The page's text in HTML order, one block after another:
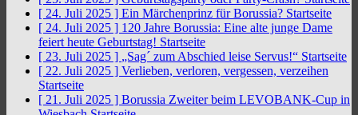
[ 24. Juli 2025 ] Ein Märchenprinz für Borussia? Startseite
[ 24. Juli 2025 ] 120 Jahre Borussia: Eine alte junge Dame
feiert heute Geburtstag! Startseite
[ 23. Juli 2025 ] „Sag´ zum Abschied leise Servus!“ Startseite
[ 22. Juli 2025 ] Verlieben, verloren, vergessen, verzeihen
Startseite
[ 21. Juli 2025 ] Borussia Zweiter beim LEVOBANK-Cup in